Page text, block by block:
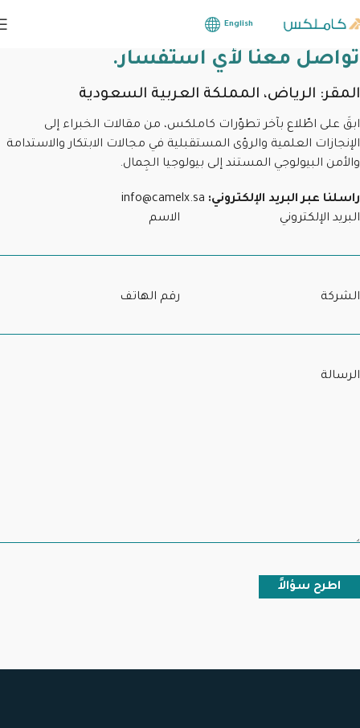
English
تواصل معنا لأي استفسار.
المقر: الرياض، المملكة العربية السعودية
ابقَ على اطّلاع بآخر تطوّرات كاملكس، من مقالات الخبراء إلى
الإنجازات العلمية والرؤى المستقبلية في مجالات الابتكار والاستدامة
والأمن البيولوجي المستند إلى بيولوجيا الجِمال.
راسلنا عبر البريد الإلكتروني: info@camelx.sa
الاسم
البريد الإلكتروني
رقم الهاتف الشركة
الرسالة